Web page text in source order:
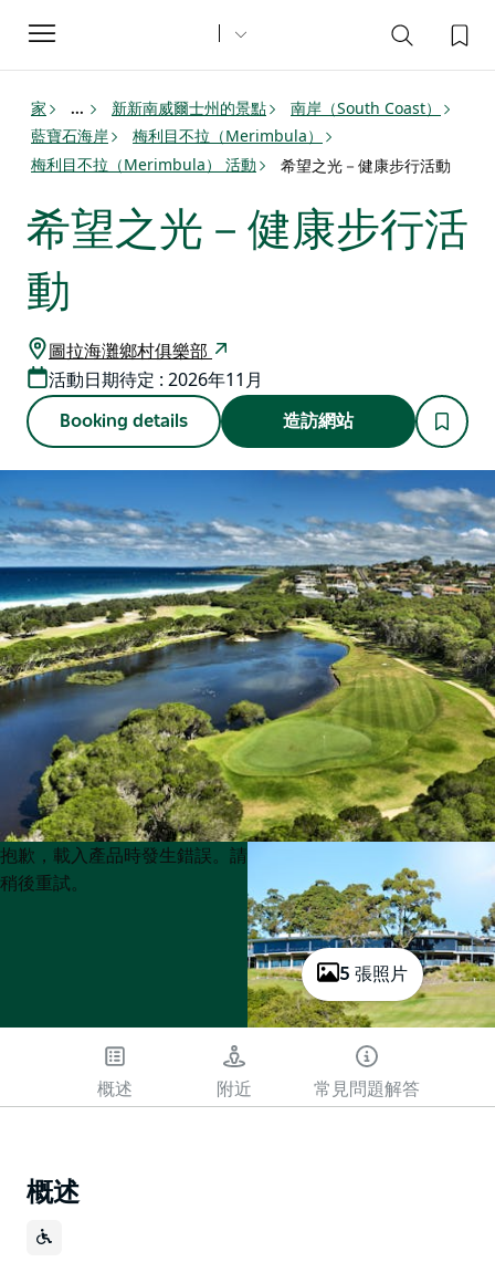
Toggle
navigation
家 ... 新新南威爾士州的景點
南岸（South Coast）
藍寶石海岸
梅利目不拉（Merimbula）
梅利目不拉（Merimbula） 活動
希望之光－健康步行活動
希望之光－健康步行活
動
圖拉海灘鄉村俱樂部
活動日期待定 : 2026年11月
Booking details 造訪網站
5 張照片
Product
List
Product
List
抱歉，載入產品時發生錯誤。請
稍後重試。
概述 附近 常見問題解答
概述